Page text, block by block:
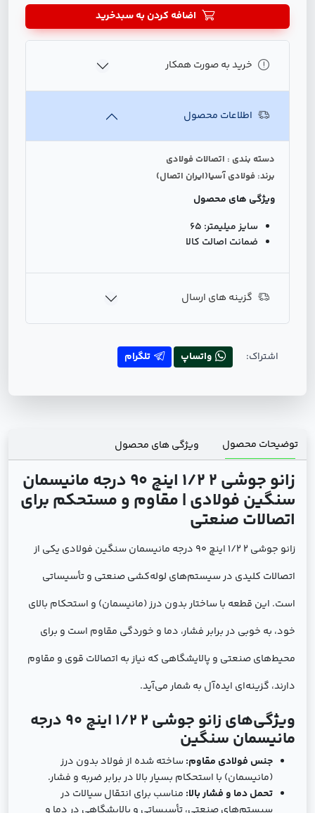
اضافه کردن به سبدخرید
خرید به صورت همکار
اطلاعات محصول
دسته بندی : اتصالات فولادی
برند: فولادی آسیا(ایران اتصال)
ویژگی های محصول
سایز میلیمتر: 65
ضمانت اصالت کالا
گزینه های ارسال
اشتراک: واتساپ تلگرام
توضیحات محصول ویژگی های محصول
زانو جوشی 2 1/2 اینچ 90 درجه مانیسمان
سنگین فولادی | مقاوم و مستحکم برای
اتصالات صنعتی
زانو جوشی 2 1/2 اینچ 90 درجه مانیسمان سنگین فولادی یکی از
اتصالات کلیدی در سیستم‌های لوله‌کشی صنعتی و تأسیساتی
است. این قطعه با ساختار بدون درز (مانیسمان) و استحکام بالای
خود، به خوبی در برابر فشار، دما و خوردگی مقاوم است و برای
محیط‌های صنعتی و پالایشگاهی که نیاز به اتصالات قوی و مقاوم
دارند، گزینه‌ای ایده‌آل به شمار می‌آید.
ویژگی‌های زانو جوشی 2 1/2 اینچ 90 درجه
مانیسمان سنگین
جنس فولادی مقاوم:ساخته شده از فولاد بدون درز
(مانیسمان) با استحکام بسیار بالا در برابر ضربه و فشار.
تحمل دما و فشار بالا: مناسب برای انتقال سیالات در